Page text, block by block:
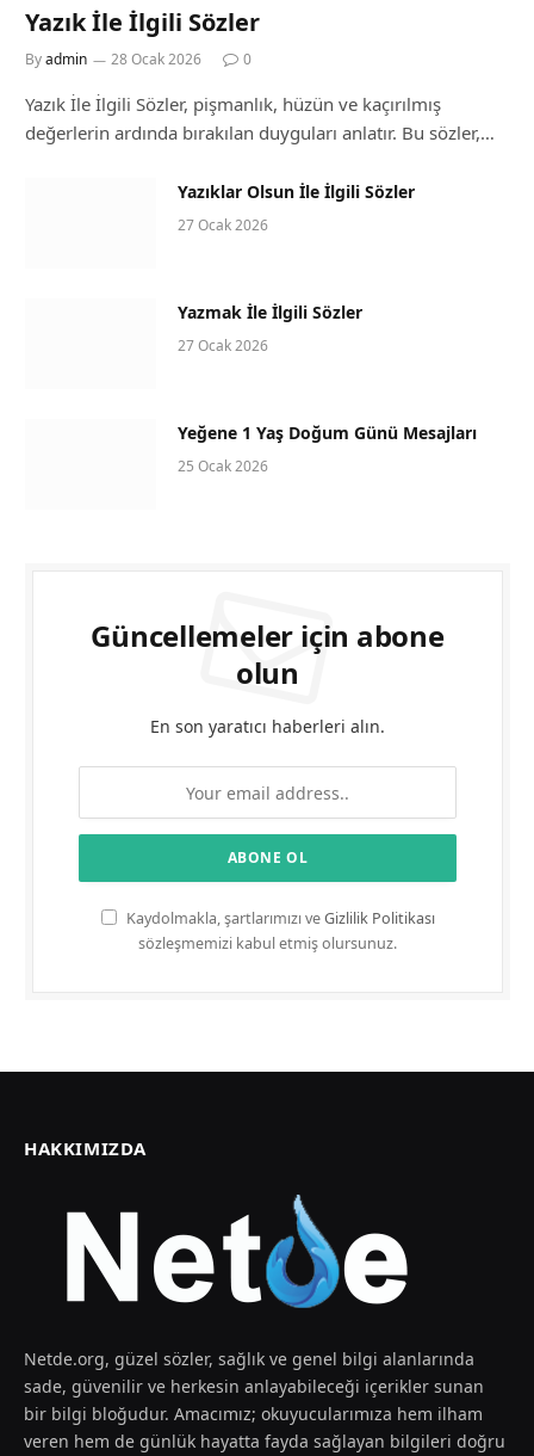
Yazık İle İlgili Sözler
Byadmin 28 Ocak 2026 0
Yazık İle İlgili Sözler, pişmanlık, hüzün ve kaçırılmış
değerlerin ardında bırakılan duyguları anlatır. Bu sözler,…
Yazıklar Olsun İle İlgili Sözler
27 Ocak 2026
Yazmak İle İlgili Sözler
27 Ocak 2026
Yeğene 1 Yaş Doğum Günü Mesajları
25 Ocak 2026
Güncellemeler için abone
olun
En son yaratıcı haberleri alın.
Kaydolmakla, şartlarımızı veGizlilik Politikası
sözleşmemizi kabul etmiş olursunuz.
HAKKIMIZDA
Netde.org, güzel sözler, sağlık ve genel bilgi alanlarında
sade, güvenilir ve herkesin anlayabileceği içerikler sunan
bir bilgi bloğudur. Amacımız; okuyucularımıza hem ilham
veren hem de günlük hayatta fayda sağlayan bilgileri doğru